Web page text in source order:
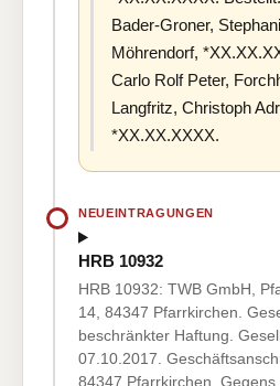
Bader-Groner,
Möhrendorf,
Carlo Rolf Peter,
Langfritz, Christoph
*XX.XX.XXXX.
NEUEINTRAGUNGEN
HRB 10932
HRB 10932: TWB GmbH,
14, 84347 Pfarrkirchen.
beschränkter Haftung.
07.10.2017.
84347 Pfarrkirchen.